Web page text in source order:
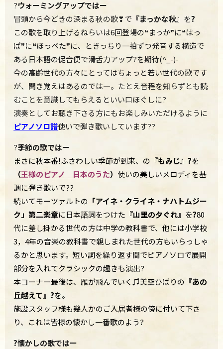
?ウォーミングアップではー
冒頭から今どきの深まる秋の歌❣で 『まっかな秋』 を?
この歌を取り上げるねらいは6回登場の❝まっか❞に❝はっ
ぱ❞に❝ほっぺた❞に、ときっちり一拍ずつ発音する構造で
ある日本語の促音便で滑舌力アップ?を期待(^_-)-
今の高齢世代の方々にとってはちょっと若い世代の歌です
が、聞き覚えはあるのでは―。たとえ音程を知らずとも読
むことを意識してもらえるといい口ほぐしに?
演奏としてお聴き下さる方にもお楽しみいただけるように
ピアノソロ譜使いで弾き歌いしています??
?季節の歌ではー
まさに秋本番!ふさわしい季節が到来、の 『もみじ』?を
（王様のピアノ 日本のうた）使いの美しいメロディを基
調に弾き歌いで??
続いてモーツァルトの 「アイネ・クライネ・ナハトムジー
ク」第二楽章に日本語詞をつけた 『山里の夕ぐれ』 を?80
代に差し掛かる世代の方は中学の教科書で、他には小学校
3，4年の音楽の教科書で親しまれた世代の方もいらっしゃ
るかと思います。短い詞を繰り返す間でピアノソロで展開
部分を入れてクラシックの趣きも演出?
本コーナー最後は、雁が飛んでいく♫美空ひばりの 『あの
丘越えて』?を。
施設スタッフ様も幾人かのご入居者様の傍に付いて下さ
り、これは皆様の懐かし一番歌のよう?
?懐かしの歌ではー